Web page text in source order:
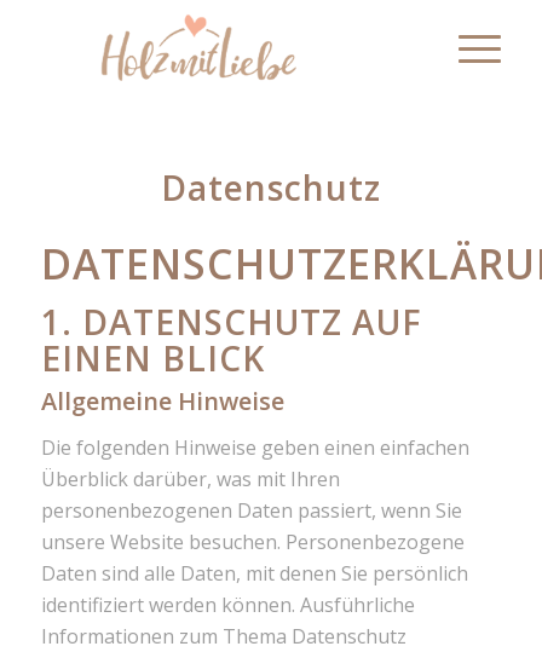
Datenschutz
1. DATENSCHUTZ AUF
EINEN BLICK
Allgemeine Hinweise
Die folgenden Hinweise geben einen einfachen
Überblick darüber, was mit Ihren
personenbezogenen Daten passiert, wenn Sie
unsere Website besuchen. Personenbezogene
Daten sind alle Daten, mit denen Sie persönlich
identifiziert werden können. Ausführliche
Informationen zum Thema Datenschutz